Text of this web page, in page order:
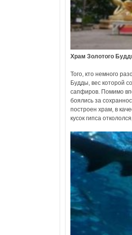
Храм Золотого
Того, кто немного
Будды, вес которой
сапфиров. Помимо
боялись за
построен храм, в
кусок гипса